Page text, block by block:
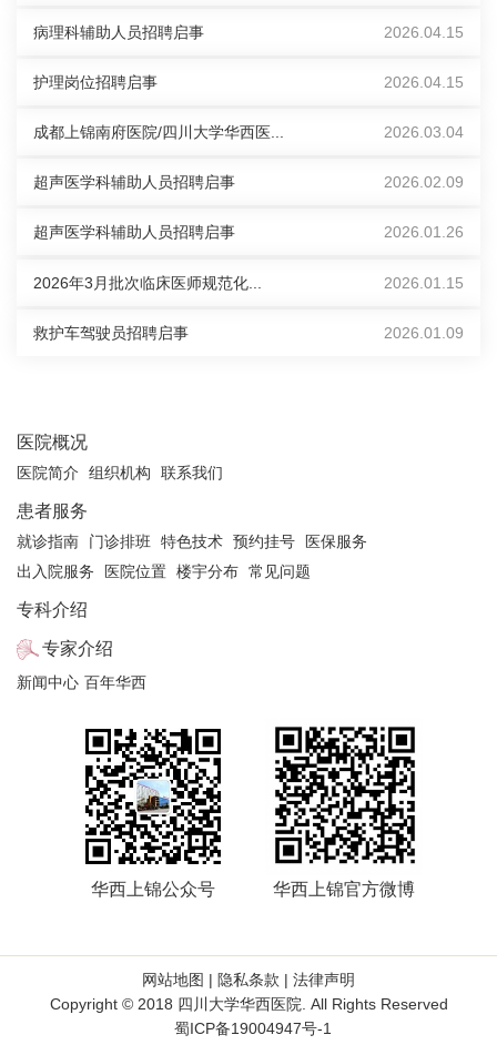
病理科辅助人员招聘启事 2026.04.15
护理岗位招聘启事 2026.04.15
成都上锦南府医院/四川大学华西医... 2026.03.04
超声医学科辅助人员招聘启事 2026.02.09
超声医学科辅助人员招聘启事 2026.01.26
2026年3月批次临床医师规范化... 2026.01.15
救护车驾驶员招聘启事 2026.01.09
医院概况
医院简介 组织机构 联系我们
患者服务
就诊指南 门诊排班 特色技术 预约挂号
医保服务
出入院服务
医院位置 楼宇分布 常见问题
专科介绍
专家介绍
新闻中心 百年华西
华西上锦公众号 华西上锦官方微博
网站地图 | 隐私条款 | 法律声明
Copyright © 2018 四川大学华西医院. All Rights Reserved
蜀ICP备19004947号-1